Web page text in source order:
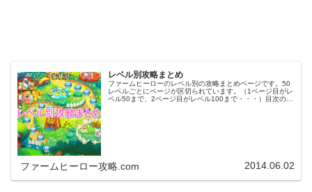
レベル別攻略まとめ
ファームヒーローのレベル別の攻略まとめページです。50
レベルごとにページが区切られています。（1ページ目がレ
ベル50まで、2ページ目がレベル100まで・・・）目次のリ
ファームヒーロー攻略.com 2014.06.02